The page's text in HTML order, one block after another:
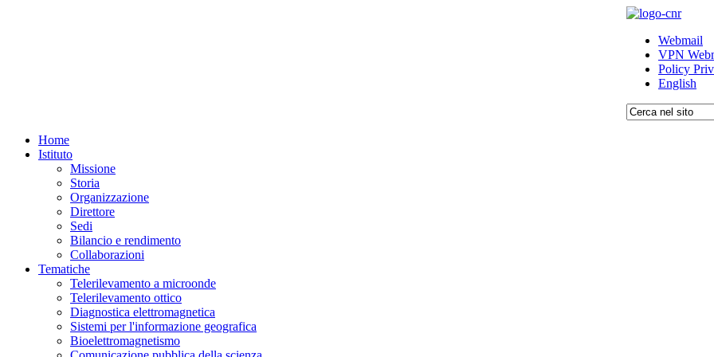
Webmail
VPN
Policy
English
Home
Istituto
Missione
Storia
Organizzazione
Direttore
Sedi
Bilancio e rendimento
Collaborazioni
Tematiche
Telerilevamento a microonde
Telerilevamento ottico
Diagnostica elettromagnetica
Sistemi per l'informazione geografica
Bioelettromagnetismo